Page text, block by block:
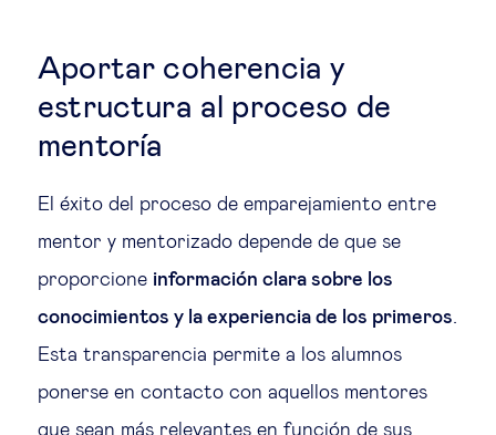
Aportar coherencia y
estructura al proceso de
mentoría
El éxito del proceso de emparejamiento entre
mentor y mentorizado depende de que se
proporcione información clara sobre los
conocimientos y la experiencia de los primeros.
Esta transparencia permite a los alumnos
ponerse en contacto con aquellos mentores
que sean más relevantes en función de sus